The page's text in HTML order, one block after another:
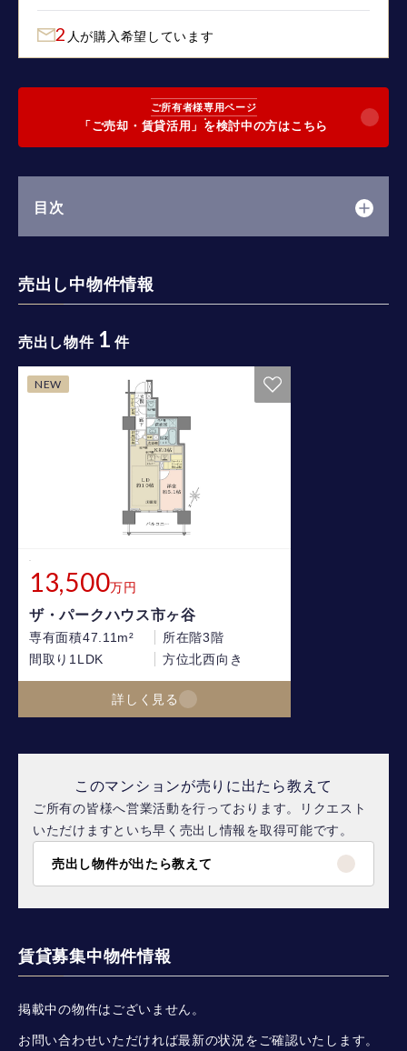
2 人が購入希望しています
ご所有者様専用ページ
「ご売却・賃貸活用」を検討中の方はこちら
目次
売出し中物件情報
売出し物件 1 件
NEW
13,500万円
ザ・パークハウス市ヶ谷
専有面積47.11m² 所在階3階
間取り 1LDK 方位北西向き
詳しく見る
このマンションが売りに出たら教えて
ご所有の皆様へ営業活動を行っております。リクエスト
いただけますといち早く売出し情報を取得可能です。
売出し物件が出たら教えて
賃貸募集中物件情報
掲載中の物件はございません。
お問い合わせいただければ最新の状況をご確認いたします。